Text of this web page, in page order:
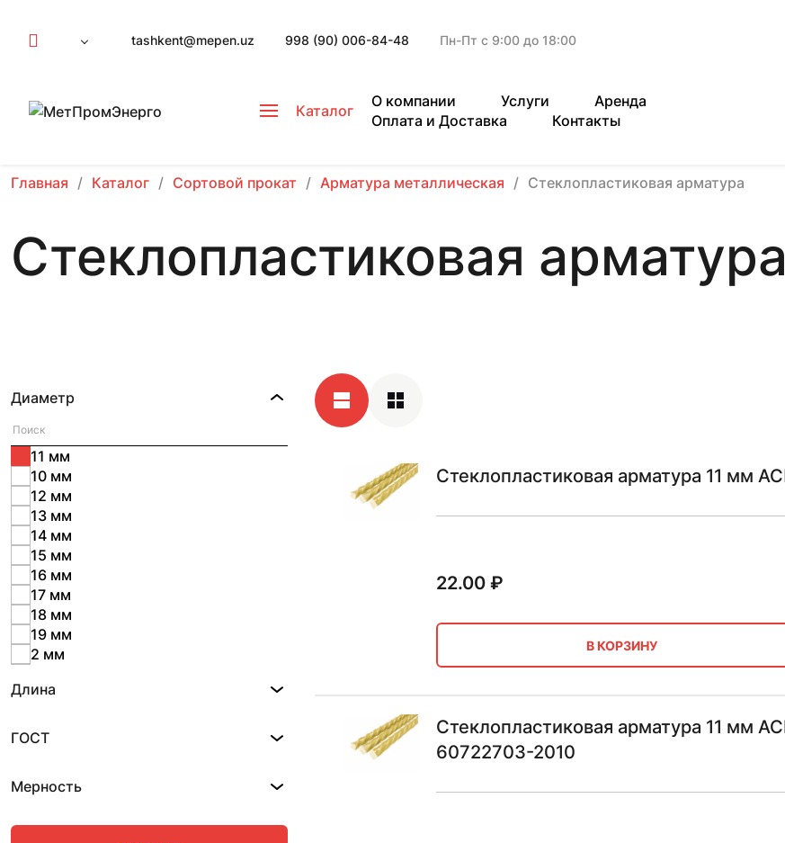
tashkent@mepen.uz 998 (90) 006-84-48 Пн-Пт с 9:00 до 18:00
Каталог
О компании Услуги
Аренда
Оплата и Доставка
Контакты
Главная Каталог Сортовой прокат Арматура металлическая Стеклопластиковая арматура
Стеклопластиковая
Диаметр
10 мм
11 мм
12 мм
13 мм
14 мм
15 мм
16 мм
17 мм
18 мм
19 мм
2 мм
20 мм
24 мм
28 мм
Длина
ГОСТ
Мерность
Стеклопластиковая арматура 11 мм
22.00₽
В КОРЗИНУ
Стеклопластиковая арматура 11 мм
60722703-2010